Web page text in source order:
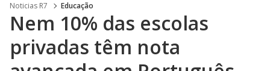
Noticias R7 Educação
Nem 10% das escolas
privadas têm nota